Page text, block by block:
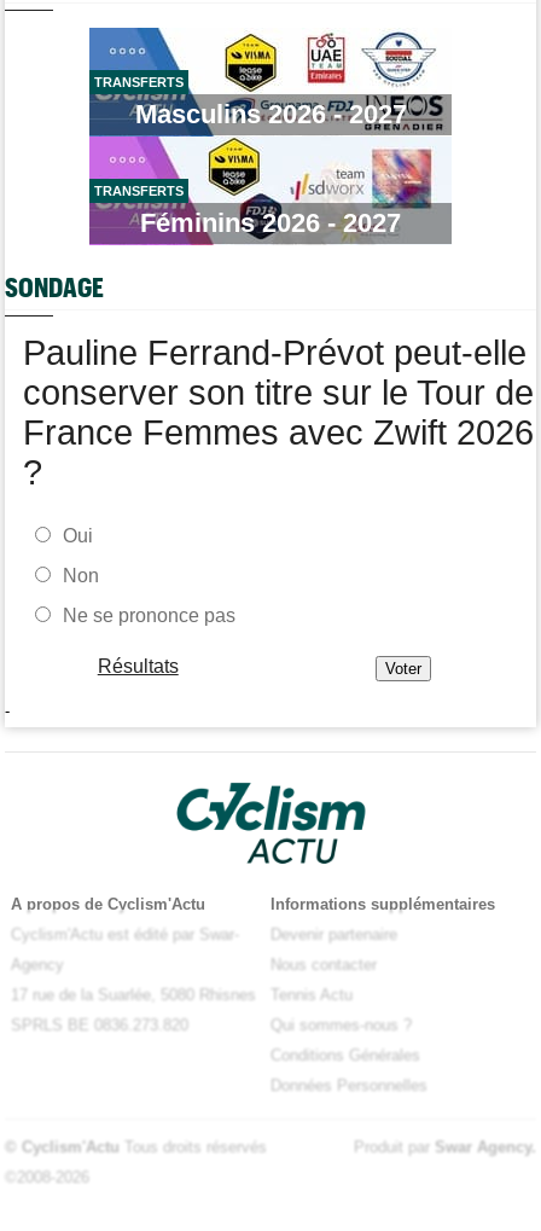
Chaînes et horaires… La diffusion TV de la 9e étape du Tour
Tour de France Femmes
Pauline Ferrand-Prévot a abandonné le Tour Femmes, malade
06:48
Tour de Burgos
Felix Gall : "Ma 1ère victoire sur un classement général..."
Transfert
Lotto-Intermarché fait passer pro trois jeunes de sa formation
TRANSFERTS
Masculins 2026 - 2027
TRANSFERTS
Féminins 2026 - 2027
SONDAGE
Pauline Ferrand-Prévot peut-elle
conserver son titre sur le Tour de
France Femmes avec Zwift 2026
?
Oui
Non
Ne se prononce pas
Résultats
-
A propos de Cyclism'Actu
Cyclism'Actu est édité par Swar-
Agency
17 rue de la Suarlée, 5080 Rhisnes
SPRLS BE 0836.273.820
Informations supplémentaires
Devenir partenaire
Nous contacter
Tennis Actu
Qui sommes-nous ?
Conditions Générales
Données Personnelles
© Cyclism'Actu Tous droits réservés
©2008-2026
Produit par Swar Agency.